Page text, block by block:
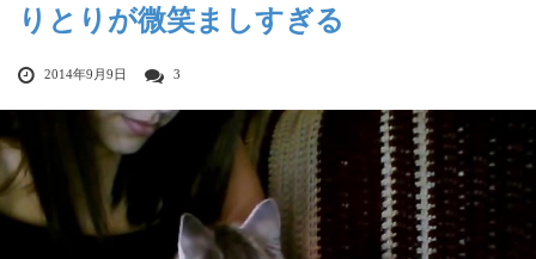
りとりが微笑ましすぎる
2014年9月9日 3